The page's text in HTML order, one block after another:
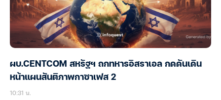
ผบ.CENTCOM สหรัฐฯ ถกทหารอิสราเอล กดดันเดิน
หน้าแผนสันติภาพกาซาเฟส 2
10:31 น.